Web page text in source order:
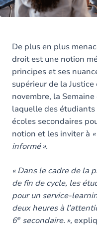
De plus en plus
droit est une notion
principes et ses
supérieur de la
novembre, la
laquelle des
écoles secondaires
notion et les inviter à
informé ».
« Dans le cadre de la
de fin de cycle, les
pour un service-
deux heures à
6e secondaire. »,